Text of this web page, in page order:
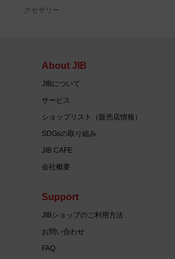
クセサリー
About JIB
JIBについて
サービス
ショップリスト（販売店情報）
SDGsの取り組み
JIB CAFE
会社概要
Support
JIBショップのご利用方法
お問い合わせ
FAQ